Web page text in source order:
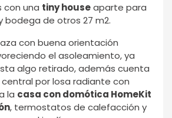
con una tiny houseaparte para
bodega de otros 27 m2.
con buena orientación
el asoleamiento, ya
algo retirado, además cuenta
por losa radiante con
la casa con domótica HomeKit
, termostatos de calefacción y